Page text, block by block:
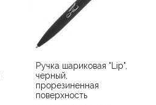
Ручка шариковая "Lip",
черный,
прорезиненная
поверхность